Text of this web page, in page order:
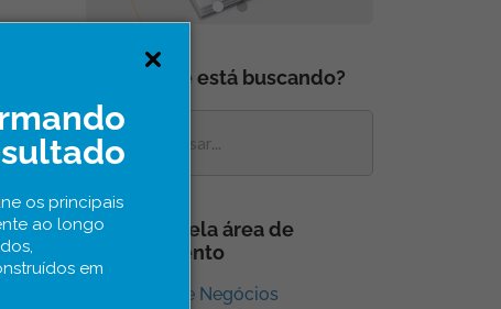
os principais
ao longo
em
O que você está buscando?
Navegue pela área de
conhecimento
Aceleração e Negócios